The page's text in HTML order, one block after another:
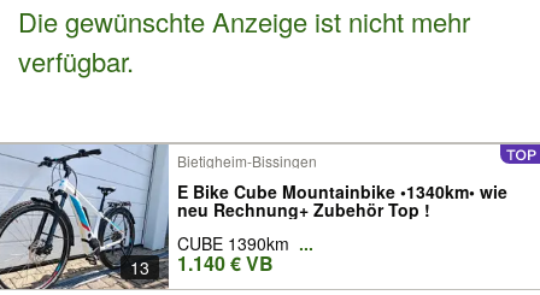
Nachrichten
Die gewünschte Anzeige ist nicht mehr
verfügbar.
13
Bietigheim-Bissingen
E Bike Cube Mountainbike •1340km• wie
neu Rechnung+ Zubehör Top !
CUBE 1390km ...
1.140 € VB